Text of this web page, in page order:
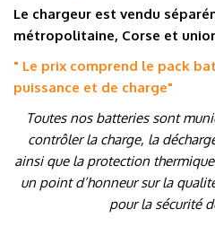
Le chargeur est vendu
métropolitaine, Corse et
" Le prix comprend le pack
puissance et de charge"
Toutes nos batteries sont
contrôler la charge, la
ainsi que la protection
un point d’honneur sur la
pour la sécurité